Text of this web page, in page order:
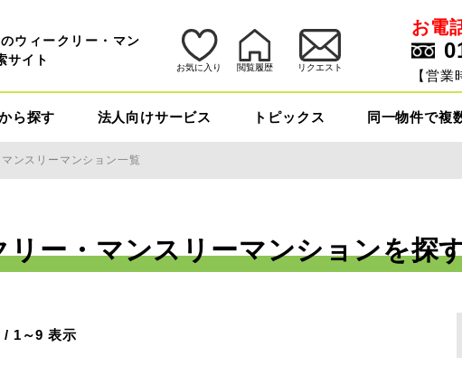
ウィークリー・マン
サイト
お気に入り 閲覧履歴 リクエスト
お電
【営
ら探す 法人向けサービス トピックス 同一物件で複
ンスリーマンション一覧
リー・マンスリーマンションを探
/ 1～9 表示